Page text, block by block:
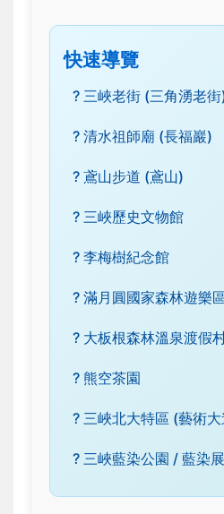
快速導覽
? 三峽老街 (三角湧老街
? 清水祖師廟 (長福巖)
? 鳶山步道 (鳶山)
? 三峽歷史文物館
? 李梅樹紀念館
? 滿月圓國家森林遊樂
? 大板根森林溫泉渡假
? 熊空茶園
? 三峽北大特區 (藝術
? 三峽藍染公園 / 藍染